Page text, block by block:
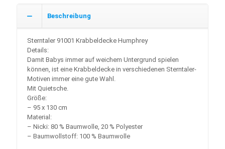
Beschreibung
Sterntaler 91001 Krabbeldecke Humphrey
Details:
Damit Babys immer auf weichem Untergrund spielen
können, ist eine Krabbeldecke in verschiedenen Sterntaler-
Motiven immer eine gute Wahl.
Mit Quietsche.
Größe:
– 95 x 130 cm
Material:
– Nicki: 80 % Baumwolle, 20 % Polyester
– Baumwollstoff: 100 % Baumwolle